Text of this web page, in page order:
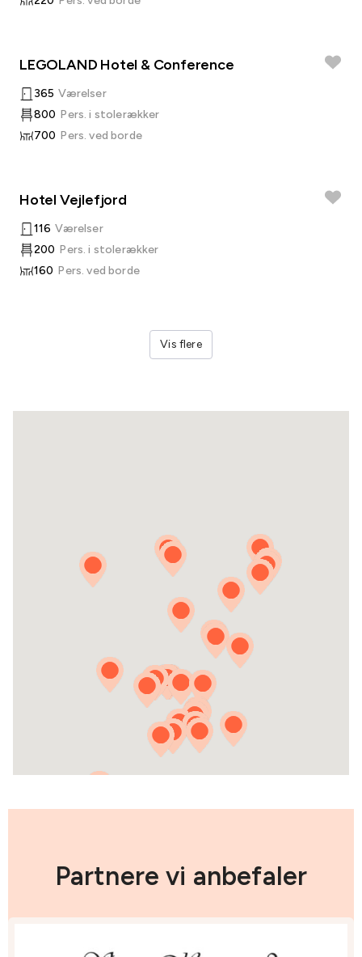
LEGOLAND Hotel & Conference
365 Værelser
800 Pers. i stolerækker
700 Pers. ved borde
Hotel Vejlefjord
116 Værelser
200 Pers. i stolerækker
160 Pers. ved borde
Vis flere
Partnere vi anbefaler